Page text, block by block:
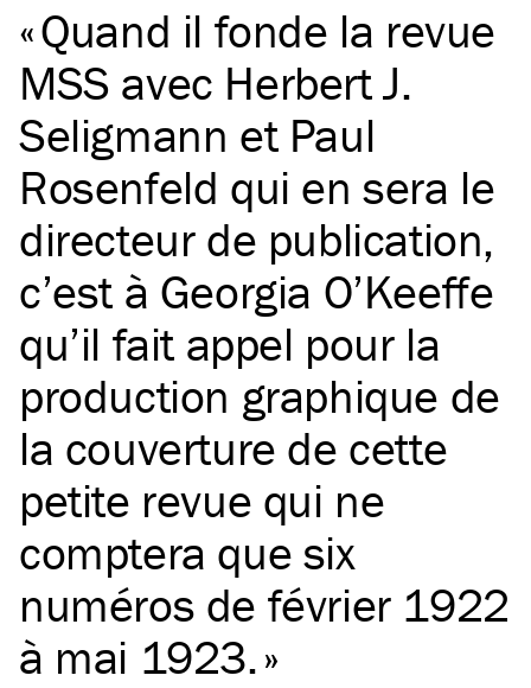
Quand il fonde la revue
MSS avec Herbert J.
Seligmann et Paul
Rosenfeld qui en sera le
directeur de publication,
c’est à Georgia O’Keeffe
qu’il fait appel pour la
production graphique de
la couverture de cette
petite revue qui ne
comptera que six
numéros de février 1922
à mai 1923.